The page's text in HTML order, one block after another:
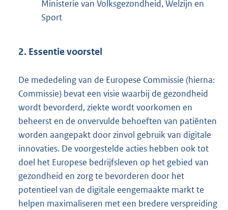
Ministerie van Volksgezondheid, Welzijn en
Sport
2. Essentie voorstel
De mededeling van de Europese Commissie (hierna:
Commissie) bevat een visie waarbij de gezondheid
wordt bevorderd, ziekte wordt voorkomen en
beheerst en de onvervulde behoeften van patiënten
worden aangepakt door zinvol gebruik van digitale
innovaties. De voorgestelde acties hebben ook tot
doel het Europese bedrijfsleven op het gebied van
gezondheid en zorg te bevorderen door het
potentieel van de digitale eengemaakte markt te
helpen maximaliseren met een bredere verspreiding